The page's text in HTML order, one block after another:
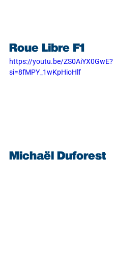
Roue Libre F1
https://youtu.be/ZS0AiYX0GwE?
si=8fMPY_1wKpHioHlf
Michaël Duforest